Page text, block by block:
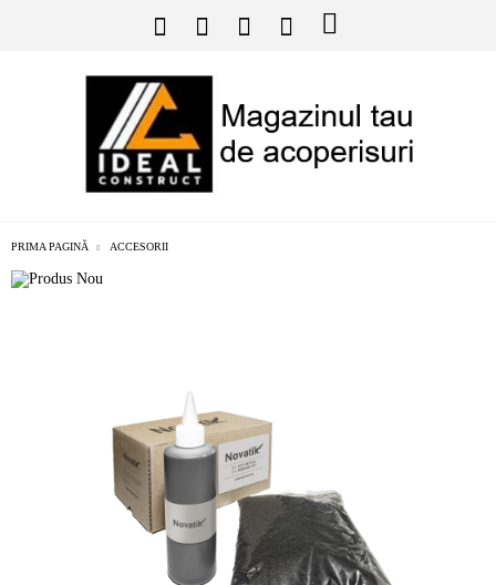
PRIMA PAGINĂ ACCESORII